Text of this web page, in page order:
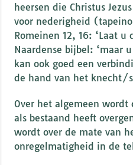
heersen die Christus
voor nederigheid
Romeinen 12, 16: ‘Laat
Naardense bijbel: ‘maar
kan ook goed een
de hand van het knecht/
Over het algemeen wordt
als bestaand heeft
wordt over de mate van
onregelmatigheid in de